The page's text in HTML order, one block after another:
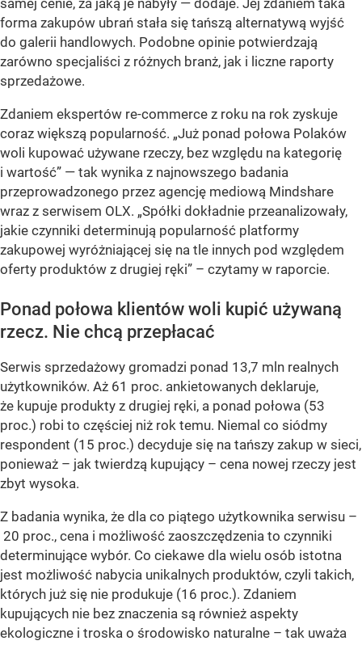
samej cenie, za jaką je nabyły — dodaje. Jej zdaniem taka
forma zakupów ubrań stała się tańszą alternatywą wyjść
do galerii handlowych. Podobne opinie potwierdzają
zarówno specjaliści z różnych branż, jak i liczne raporty
sprzedażowe.
Zdaniem ekspertów re-commerce z roku na rok zyskuje
coraz większą popularność. „Już ponad połowa Polaków
woli kupować używane rzeczy, bez względu na kategorię
i wartość” — tak wynika z najnowszego badania
przeprowadzonego przez agencję mediową Mindshare
wraz z serwisem OLX. „Spółki dokładnie przeanalizowały,
jakie czynniki determinują popularność platformy
zakupowej wyróżniającej się na tle innych pod względem
oferty produktów z drugiej ręki” – czytamy w raporcie.
Ponad połowa klientów woli kupić używaną
rzecz. Nie chcą przepłacać
Serwis sprzedażowy gromadzi ponad 13,7 mln realnych
użytkowników. Aż 61 proc. ankietowanych deklaruje,
że kupuje produkty z drugiej ręki, a ponad połowa (53
proc.) robi to częściej niż rok temu. Niemal co siódmy
respondent (15 proc.) decyduje się na tańszy zakup w sieci,
ponieważ – jak twierdzą kupujący – cena nowej rzeczy jest
zbyt wysoka.
Z badania wynika, że dla co piątego użytkownika serwisu –
20 proc., cena i możliwość zaoszczędzenia to czynniki
determinujące wybór. Co ciekawe dla wielu osób istotna
jest możliwość nabycia unikalnych produktów, czyli takich,
których już się nie produkuje (16 proc.). Zdaniem
kupujących nie bez znaczenia są również aspekty
ekologiczne i troska o środowisko naturalne – tak uważa